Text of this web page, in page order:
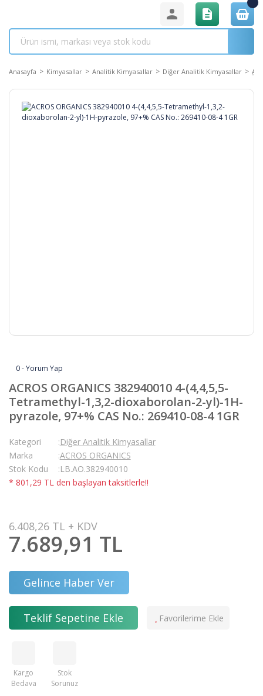
Anasayfa Kimyasallar Analitik Kimyasallar Diğer Analitik Kimyasallar
0 - Yorum Yap
ACROS ORGANICS 382940010 4-(4,4,5,5-
Tetramethyl-1,3,2-dioxaborolan-2-yl)-1H-
pyrazole, 97+% CAS No.: 269410-08-4 1GR
Kategori
Diğer Analitik Kimyasallar
Marka
ACROS ORGANICS
Stok Kodu
LB.AO.382940010
* 801,29 TL den başlayan taksitlerle!!
6.408,26 TL + KDV
7.689,91 TL
Gelince Haber Ver
Teklif Sepetine Ekle
Kargo
Bedava
Stok
Sorunuz